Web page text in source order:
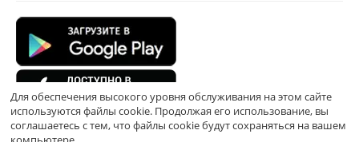
Для обеспечения высокого уровня обслуживания на этом сайте
используются файлы cookie. Продолжая его использование, вы
соглашаетесь с тем, что файлы cookie будут сохраняться на вашем